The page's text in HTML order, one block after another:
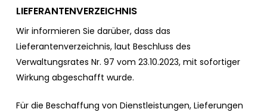
LIEFERANTENVERZEICHNIS
Wir informieren Sie darüber, dass das
Lieferantenverzeichnis, laut Beschluss des
Verwaltungsrates Nr. 97 vom 23.10.2023, mit sofortiger
Wirkung abgeschafft wurde.
Für die Beschaffung von Dienstleistungen, Lieferungen